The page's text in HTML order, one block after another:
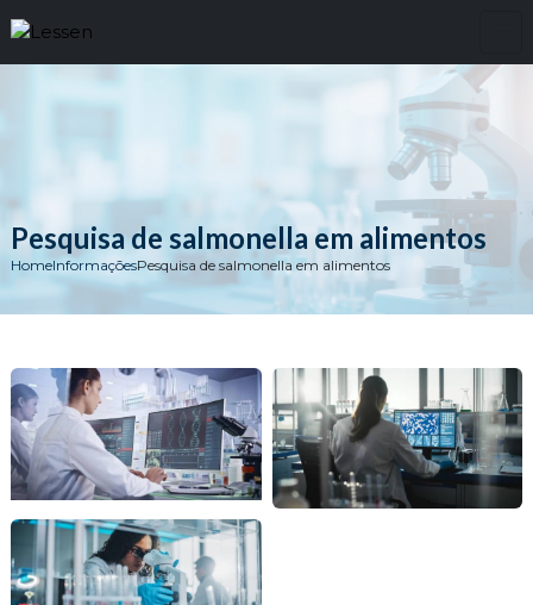
Pesquisa de salmonella em alimentos
HomeInformaçõesPesquisa de salmonella em alimentos